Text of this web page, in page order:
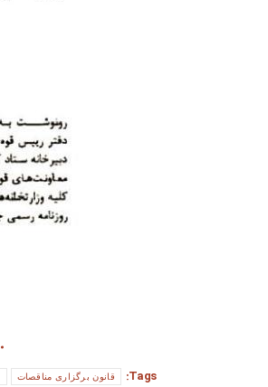
Tags:
قانون برگزاری مناقصات